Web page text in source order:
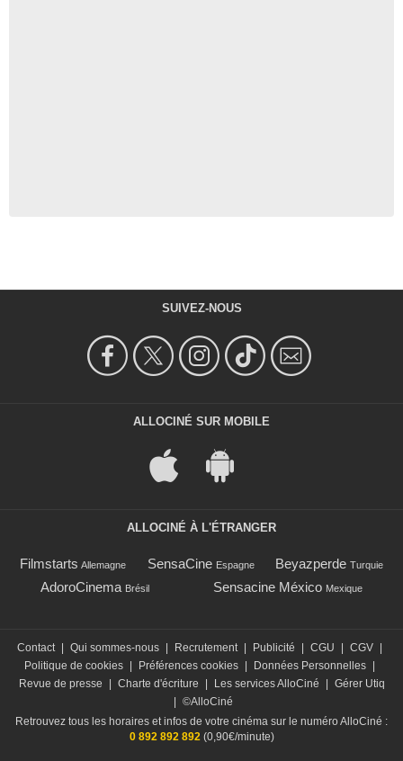
SUIVEZ-NOUS
ALLOCINÉ SUR MOBILE
ALLOCINÉ À L'ÉTRANGER
Filmstarts Allemagne SensaCine Espagne Beyazperde Turquie
AdoroCinema Brésil Sensacine México Mexique
Contact Qui sommes-nous Recrutement Publicité CGU CGV
Politique de cookies
Préférences cookies Données Personnelles
Revue de presse
Charte d'écriture Les services AlloCiné
Gérer Utiq
©AlloCiné
Retrouvez tous les horaires et infos de votre cinéma sur le numéro AlloCiné :
0 892 892 892(0,90€/minute)